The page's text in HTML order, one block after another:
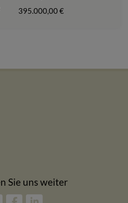
395.000,00 €
Sie uns weiter